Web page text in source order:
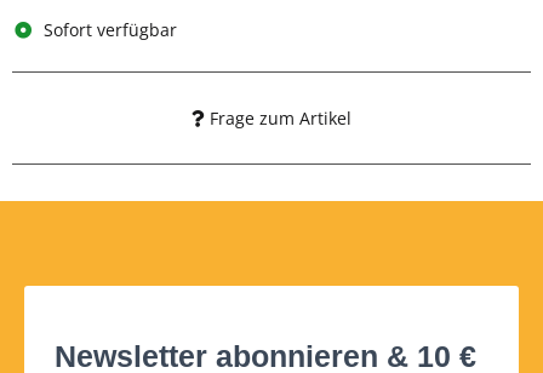
Sofort verfügbar
Frage zum Artikel